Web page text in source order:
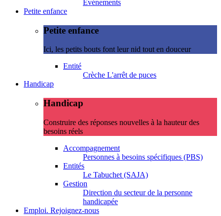
Evénements
Petite enfance
Petite enfance
Ici, les petits bouts font leur nid tout en douceur
Entité
Crèche L'arrêt de puces
Handicap
Handicap
Construire des réponses nouvelles à la hauteur des
besoins réels
Accompagnement
Personnes à besoins spécifiques (PBS)
Entités
Le Tabuchet (SAJA)
Gestion
Direction du secteur de la personne
handicapée
Emploi. Rejoignez-nous